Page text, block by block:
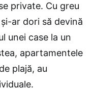
private. Cu greu
ar dori să devină
unei case la un
apartamentele
plajă, au